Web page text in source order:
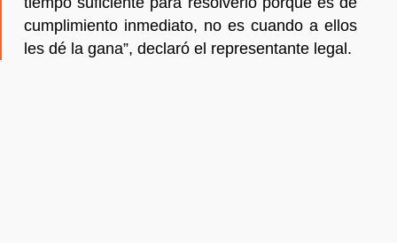
cumplimiento inmediato, no es cuando a ellos
les dé la gana”, declaró el representante legal.